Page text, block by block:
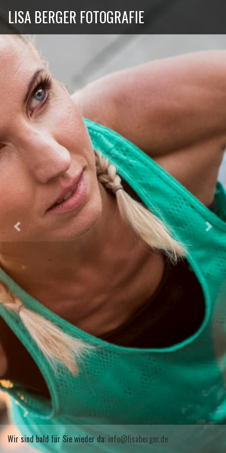
LISA BERGER FOTOGRAFIE
Previous Next
Wir sind bald für Sie wieder da: info@lisaberger.de